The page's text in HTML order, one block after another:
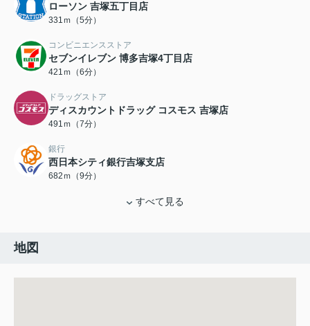
ローソン 吉塚五丁目店
331ｍ（5分）
コンビニエンスストア
セブンイレブン 博多吉塚4丁目店
421ｍ（6分）
ドラッグストア
ディスカウントドラッグ コスモス 吉塚店
491ｍ（7分）
銀行
西日本シティ銀行吉塚支店
682ｍ（9分）
すべて見る
地図